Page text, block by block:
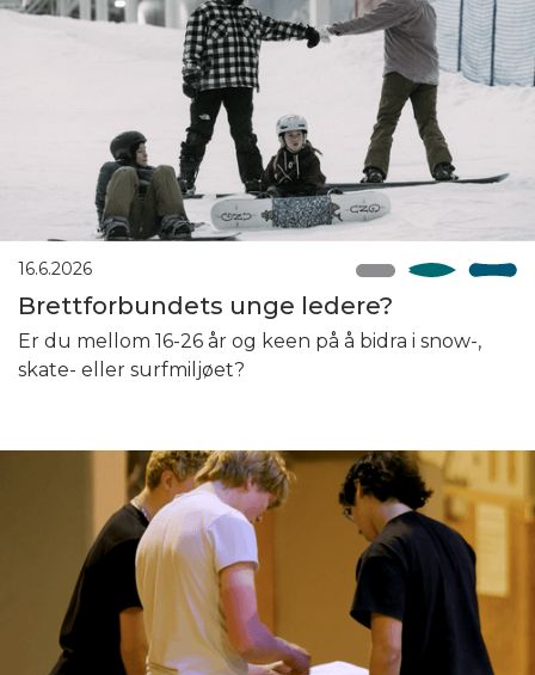
16.6.2026
Brettforbundets unge ledere?
Er du mellom 16-26 år og keen på å bidra i snow-,
skate- eller surfmiljøet?